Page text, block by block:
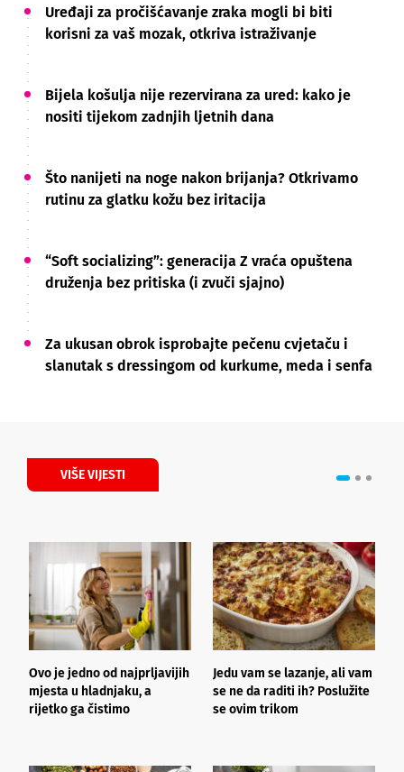
Uređaji za pročišćavanje zraka mogli bi biti
korisni za vaš mozak, otkriva istraživanje
Bijela košulja nije rezervirana za ured: kako je
nositi tijekom zadnjih ljetnih dana
Što nanijeti na noge nakon brijanja? Otkrivamo
rutinu za glatku kožu bez iritacija
“Soft socializing”: generacija Z vraća opuštena
druženja bez pritiska (i zvuči sjajno)
Za ukusan obrok isprobajte pečenu cvjetaču i
slanutak s dressingom od kurkume, meda i senfa
VIŠE VIJESTI
Ovo je jedno od najprljavijih
mjesta u hladnjaku, a
rijetko ga čistimo
Jedu vam se lazanje, ali vam
se ne da raditi ih? Poslužite
se ovim trikom